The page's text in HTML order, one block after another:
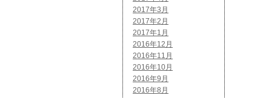
2017年3月
2017年2月
2017年1月
2016年12月
2016年11月
2016年10月
2016年9月
2016年8月